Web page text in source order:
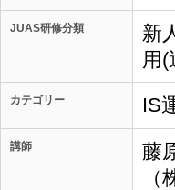
JUAS研修分類
新
用(
カテゴリー IS
講師
藤